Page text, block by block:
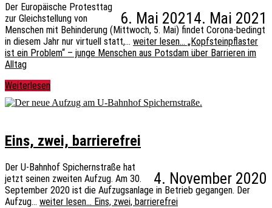
4. Mai 2021
6. Mai 2021
Der Europäische Protesttag
zur Gleichstellung von
Menschen mit Behinderung (Mittwoch, 5. Mai) findet Corona-bedingt
in diesem Jahr nur virtuell statt,… weiter lesen… „Kopfsteinpflaster
ist ein Problem“ – junge Menschen aus Potsdam über Barrieren im
Alltag
Weiterlesen
Eins, zwei, barrierefrei
4. November 2020
Der U-Bahnhof Spichernstraße hat
jetzt seinen zweiten Aufzug. Am 30.
September 2020 ist die Aufzugsanlage in Betrieb gegangen. Der
Aufzug… weiter lesen… Eins, zwei, barrierefrei